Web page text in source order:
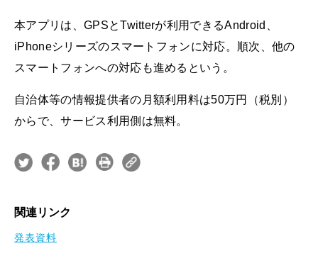
本アプリは、GPSとTwitterが利用できるAndroid、
iPhoneシリーズのスマートフォンに対応。順次、他の
スマートフォンへの対応も進めるという。
自治体等の情報提供者の月額利用料は50万円（税別）
からで、サービス利用側は無料。
関連リンク
発表資料